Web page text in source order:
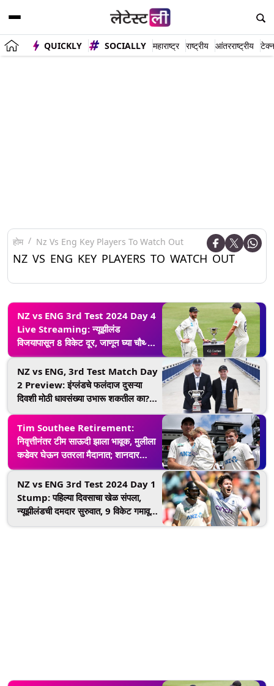
QUICKLY SOCIALLY महाराष्ट्र राष्ट्रीय आंतरराष्ट्रीय
होम Nz Vs Eng Key Players To Watch Out
NZ VS ENG KEY PLAYERS TO WATCH OUT
NZ vs ENG 3rd Test 2024 Day 4
Live Streaming: न्यूझीलंड
विजयापासून 8 विकेट दूर, जाणून घ्या चौथ्या
दिवसाचे थेट प्रक्षेपण कधी, कुठे आणि कसे
पहायचे
NZ vs ENG, 3rd Test Match Day
2 Preview: इंग्लंडचे फलंदाज दुसऱ्या
दिवशी मोठी धावसंख्या उभारू शकतील का?
दिवशी खेळ सुरू होण्यापूर्वी खेळपट्टीचा
अहवाल, मिनी बॅटल आणि लाइव्ह स्ट्रीमिंग
यासह सर्व तपशील घ्या जाणून
Tim Southee Retirement:
निवृत्तीनंतर टीम साऊदी झाला भावूक, मुलीला
कडेवर घेऊन उतरला मैदानात; शानदार
कारकिर्दीचा शेवट (Watch Video)
NZ vs ENG 3rd Test 2024 Day 1
Stump: पहिल्या दिवसाचा खेळ संपला,
न्यूझीलंडची दमदार सुरुवात, 9 विकेट गमावून